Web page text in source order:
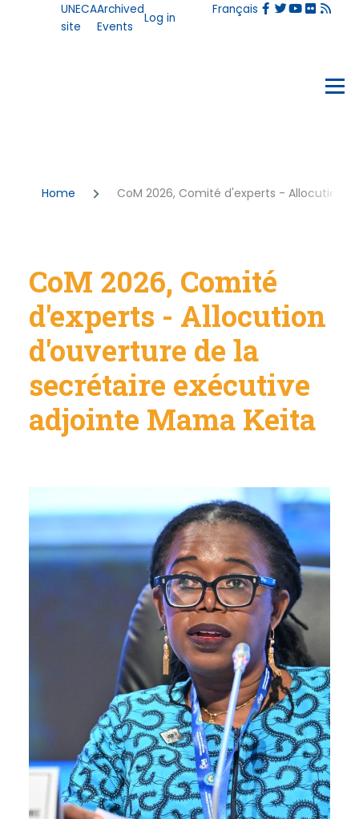
Skip to main content
User
account
UNECA
site
Archived
Events
Log in
Français
Menu
Breadcrumb
Home CoM 2026, Comité d'experts - Allocution
CoM 2026, Comité
d'experts - Allocution
d'ouverture de la
secrétaire exécutive
adjointe Mama Keita